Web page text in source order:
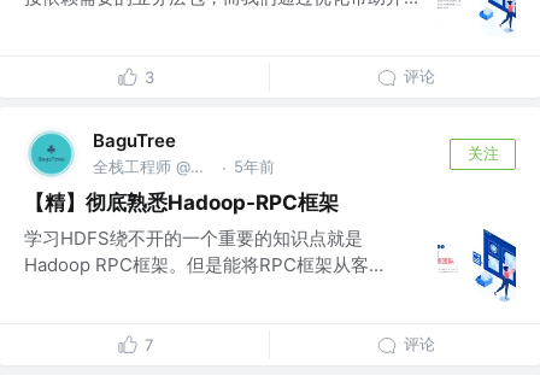
3 评论
BaguTree
全栈工程师 @京东、滴滴、美团、Apple、Oprea · 5年前
关注
【精】彻底熟悉Hadoop-RPC框架
学习HDFS绕不开的一个重要的知识点就是
Hadoop RPC框架。但是能将RPC框架从客...
7 评论